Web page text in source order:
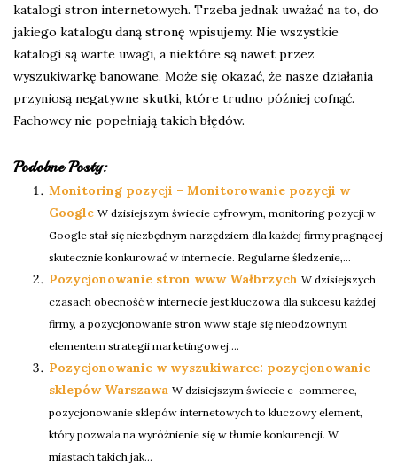
katalogi stron internetowych. Trzeba jednak uważać na to, do
jakiego katalogu daną stronę wpisujemy. Nie wszystkie
katalogi są warte uwagi, a niektóre są nawet przez
wyszukiwarkę banowane. Może się okazać, że nasze działania
przyniosą negatywne skutki, które trudno później cofnąć.
Fachowcy nie popełniają takich błędów.
Podobne Posty:
Monitoring pozycji – Monitorowanie pozycji w
Google W dzisiejszym świecie cyfrowym, monitoring pozycji w
Google stał się niezbędnym narzędziem dla każdej firmy pragnącej
skutecznie konkurować w internecie. Regularne śledzenie,...
Pozycjonowanie stron www Wałbrzych W dzisiejszych
czasach obecność w internecie jest kluczowa dla sukcesu każdej
firmy, a pozycjonowanie stron www staje się nieodzownym
elementem strategii marketingowej....
Pozycjonowanie w wyszukiwarce: pozycjonowanie
sklepów Warszawa W dzisiejszym świecie e-commerce,
pozycjonowanie sklepów internetowych to kluczowy element,
który pozwala na wyróżnienie się w tłumie konkurencji. W
miastach takich jak...